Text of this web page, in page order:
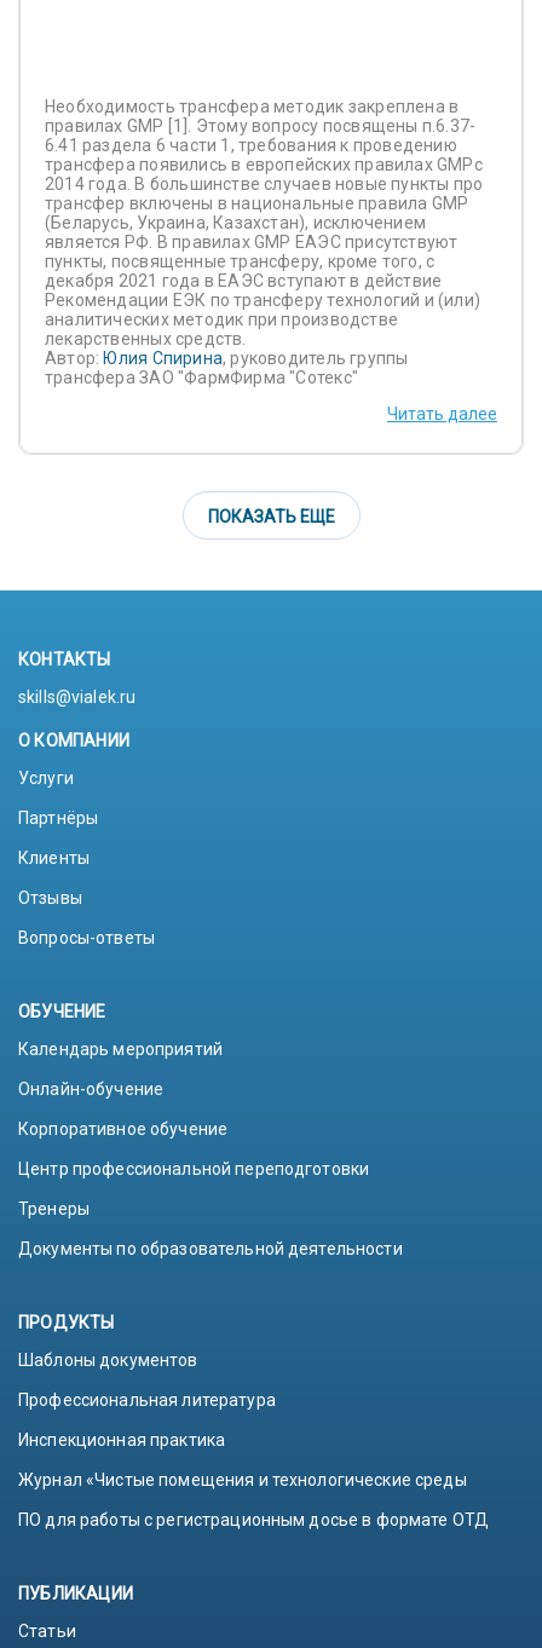
Необходимость трансфера методик закреплена в
правилах GMP [1]. Этому вопросу посвящены п.6.37-
6.41 раздела 6 части 1, требования к проведению
трансфера появились в европейских правилах GMPc
2014 года. В большинстве случаев новые пункты про
трансфер включены в национальные правила GMP
(Беларусь, Украина, Казахстан), исключением
является РФ. В правилах GMP ЕАЭС присутствуют
пункты, посвященные трансферу, кроме того, с
декабря 2021 года в ЕАЭС вступают в действие
Рекомендации ЕЭК по трансферу технологий и (или)
аналитических методик при производстве
лекарственных средств.
Автор: Юлия Спирина, руководитель группы
трансфера ЗАО "ФармФирма "Сотекс"
Читать далее
ПОКАЗАТЬ ЕЩЕ
КОНТАКТЫ
skills@vialek.ru
О КОМПАНИИ
Услуги
Партнёры
Клиенты
Отзывы
Вопросы-ответы
ОБУЧЕНИЕ
Календарь мероприятий
Онлайн-обучение
Корпоративное обучение
Центр профессиональной переподготовки
Тренеры
Документы по образовательной деятельности
ПРОДУКТЫ
Шаблоны документов
Профессиональная литература
Инспекционная практика
Журнал «Чистые помещения и технологические среды
ПО для работы с регистрационным досье в формате ОТД
ПУБЛИКАЦИИ
Статьи